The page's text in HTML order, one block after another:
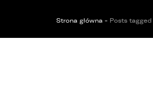
Strona główna - Posts